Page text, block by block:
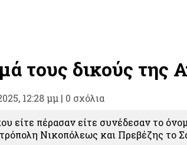
τους δικούς της
12:28 μμ | 0 σχόλια
είτε πέρασαν είτε συνέδεσαν το
Νικοπόλεως και Πρεβέζης το